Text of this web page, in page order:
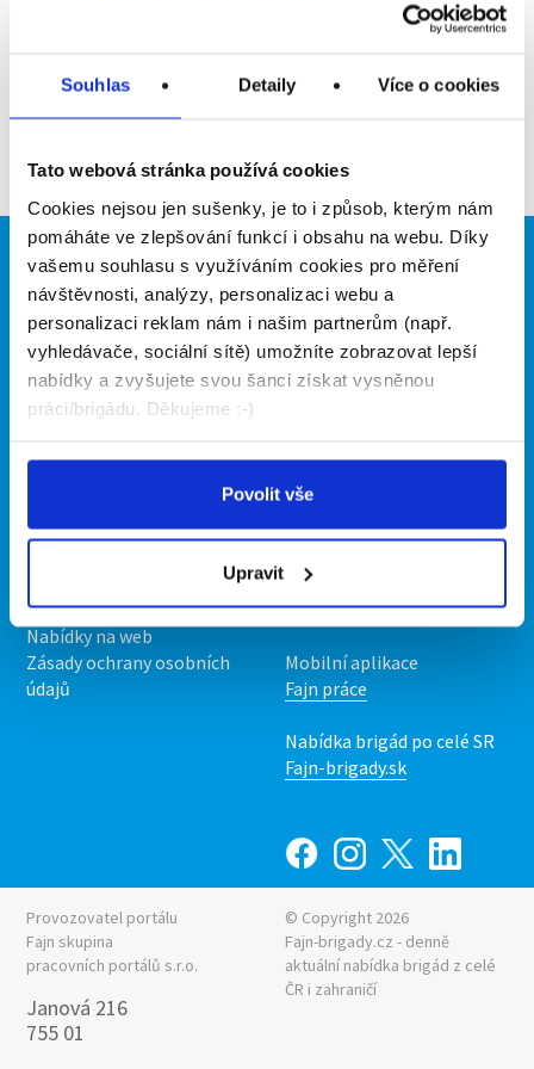
Souhlas Detaily Více o cookies
Tato webová stránka používá cookies
Cookies nejsou jen sušenky, je to i způsob, kterým nám
pomáháte ve zlepšování funkcí i obsahu na webu. Díky
vašemu souhlasu s využíváním cookies pro měření
návštěvnosti, analýzy, personalizaci webu a
personalizaci reklam nám i našim partnerům (např.
vyhledávače, sociální sítě) umožníte zobrazovat lepší
nabídky a zvyšujete svou šanci získat vysněnou
práci/brigádu. Děkujeme :-)
Povolit vše
Upravit
Brigádníci
Články
Hledané brigády
Firmy
Vložit inzerát
Ceník
Propagace
O portálu
O nás
Upravit předvolby cookies
Statistiky pro média
Nabídky na web
Zásady ochrany osobních
údajů
Naše další projekty
Mobilní aplikace
Fajn brigády
Nabídka práce z celé ČR
INwork.cz
Mobilní aplikace
Fajn práce
Nabídka brigád po celé SR
Fajn-brigady.sk
Provozovatel portálu
Fajn skupina
pracovních portálů s.r.o.
Janová 216
755 01
© Copyright 2026
Fajn-brigady.cz - denně
aktuální nabídka brigád z celé
ČR i zahraničí